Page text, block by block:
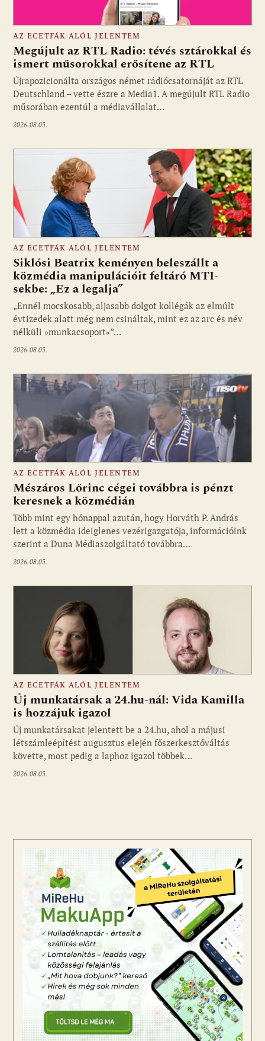
Fotó: media1.hu
AZ ECETFÁK ALÓL JELENTEM
Megújult az RTL Radio: tévés sztárokkal és
ismert műsorokkal erősítene az RTL
Újrapozicionálta országos német rádiócsatornáját az RTL
Deutschland – vette észre a Media1. A megújult RTL Radio
műsorában ezentúl a médiavállalat…
2026.08.05.
Fotó: media1.hu
AZ ECETFÁK ALÓL JELENTEM
Siklósi Beatrix keményen beleszállt a
közmédia manipulációit feltáró MTI-
sekbe: „Ez a legalja”
„Ennél mocskosabb, aljasabb dolgot kollégák az elmúlt
évtizedek alatt még nem csináltak, mint ez az arc és név
nélküli »munkacsoport«”…
2026.08.05.
Fotó: media1.hu
AZ ECETFÁK ALÓL JELENTEM
Mészáros Lőrinc cégei továbbra is pénzt
keresnek a közmédián
Több mint egy hónappal azután, hogy Horváth P. András
lett a közmédia ideiglenes vezérigazgatója, információink
szerint a Duna Médiaszolgáltató továbbra…
2026.08.05.
Fotó: media1.hu
AZ ECETFÁK ALÓL JELENTEM
Új munkatársak a 24.hu-nál: Vida Kamilla
is hozzájuk igazol
Új munkatársakat jelentett be a 24.hu, ahol a májusi
létszámleépítést augusztus elején főszerkesztőváltás
követte, most pedig a laphoz igazol többek…
2026.08.05.